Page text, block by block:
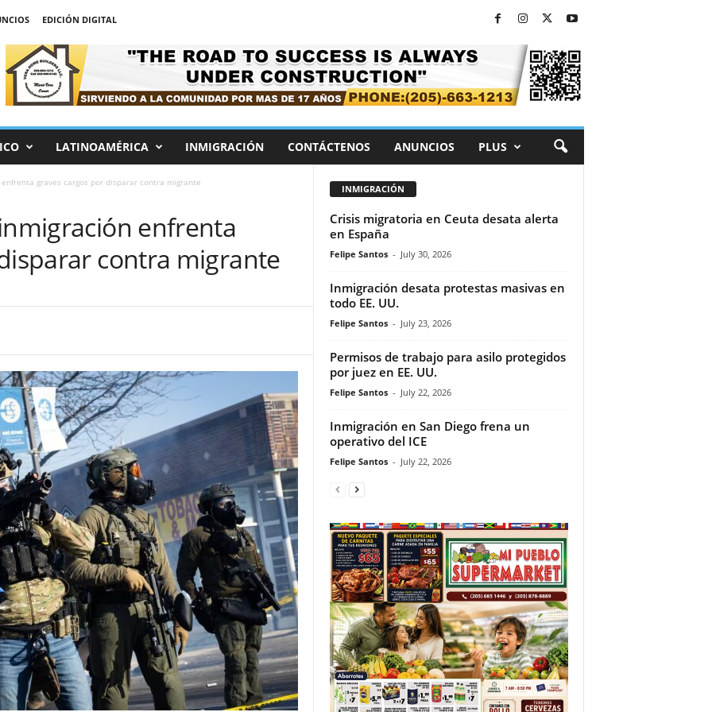
EDICIÓN DIGITAL
LATINOAMÉRICA INMIGRACIÓN CONTÁCTENOS ANUNCIOS PLUS
graves cargos por disparar contra migrante
enfrenta
contra migrante
INMIGRACIÓN
Crisis migratoria en Ceuta desata alerta
en España
Felipe Santos - July 30, 2026
Inmigración desata protestas masivas en
todo EE. UU.
Felipe Santos - July 23, 2026
Permisos de trabajo para asilo protegidos
por juez en EE. UU.
Felipe Santos - July 22, 2026
Inmigración en San Diego frena un
operativo del ICE
Felipe Santos - July 22, 2026